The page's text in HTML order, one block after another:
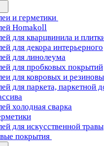
и герметики
Homakoll
для кварцвинила и
для декора интерьерного
для линолеума
для пробковых покрытий
для ковровых и
для паркета, паркетной
холодная сварка
для искусственной травы
покрытия